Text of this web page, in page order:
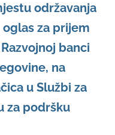
održavanja
oglas za prijem
banci
na
u Službi za
za podršku